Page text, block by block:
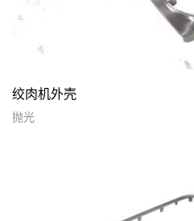
绞肉机外壳
抛光